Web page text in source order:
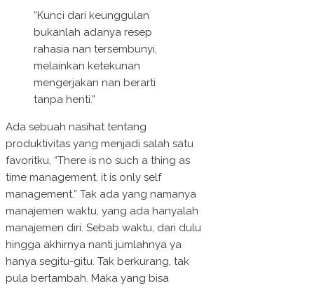
“Kunci dari keunggulan
bukanlah adanya resep
rahasia nan tersembunyi,
melainkan ketekunan
mengerjakan nan berarti
tanpa henti.”
Ada sebuah nasihat tentang
produktivitas yang menjadi salah satu
favoritku, “There is no such a thing as
time management, it is only self
management.” Tak ada yang namanya
manajemen waktu, yang ada hanyalah
manajemen diri. Sebab waktu, dari dulu
hingga akhirnya nanti jumlahnya ya
hanya segitu-gitu. Tak berkurang, tak
pula bertambah. Maka yang bisa